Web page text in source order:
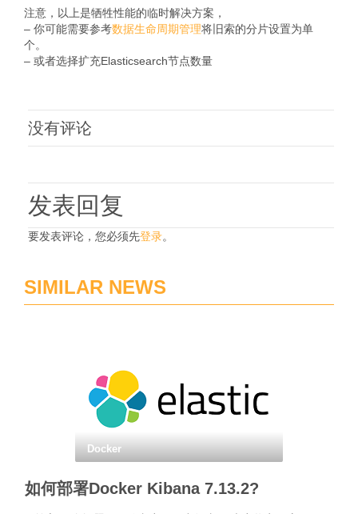
注意，以上是牺牲性能的临时解决方案，
– 你可能需要参考数据生命周期管理将旧索的分片设置为单
个。
– 或者选择扩充Elasticsearch节点数量
没有评论
发表回复
要发表评论，您必须先登录。
SIMILAR NEWS
Docker
如何部署Docker Kibana 7.13.2?